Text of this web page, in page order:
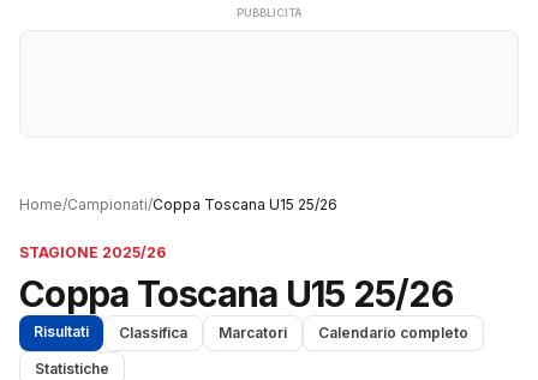
PUBBLICITÀ
Home/Campionati/Coppa Toscana U15 25/26
STAGIONE 2025/26
Coppa Toscana U15 25/26
Risultati Classifica Marcatori
Calendario completo
Statistiche